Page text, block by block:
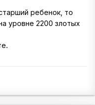
ребенок, то
уровне 2200 злотых